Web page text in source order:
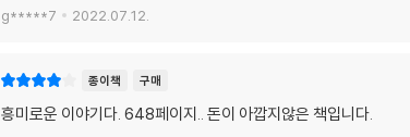
g*****7 2022.07.12.
종이책 구매
흥미로운 이야기다. 648페이지.. 돈이 아깝지않은 책입니다.